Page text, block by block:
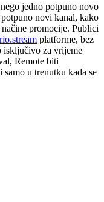
jedno potpuno novo
novi kanal, kako
promocije. Publici
platforme, bez
isključivo za vrijeme
Remote biti
u trenutku kada se